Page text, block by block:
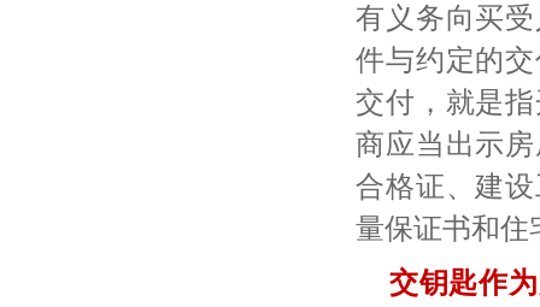
有义务向买
件与约定的
交付，就是
商应当出示
合格证、建
量保证书和住
交钥匙作